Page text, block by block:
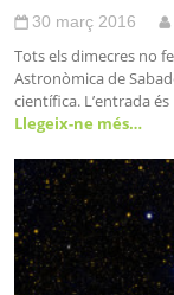
30 març 2016
Tots els dimecres no
Astronòmica de
científica. L’entrada
Llegeix-ne més…